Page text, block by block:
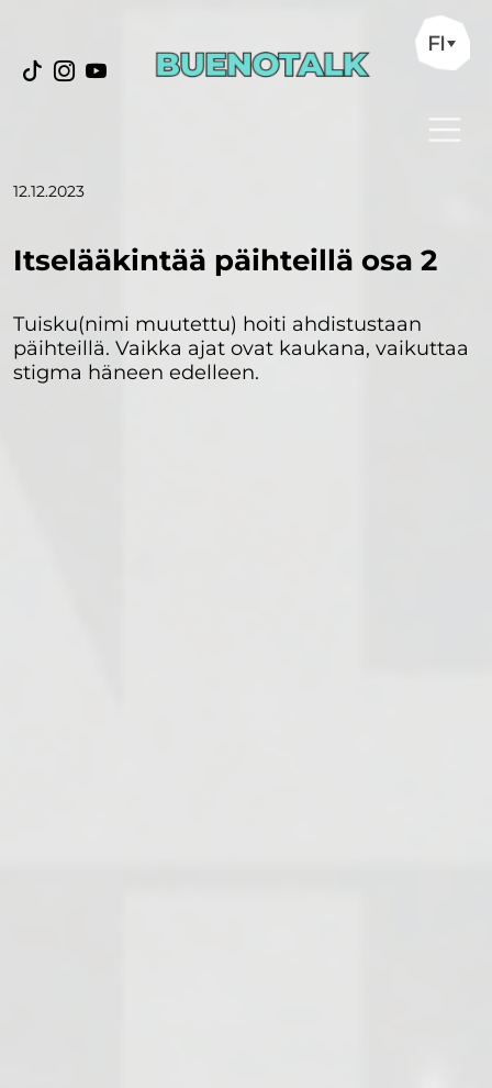
FI
12.12.2023
Itselääkintää päihteillä osa 2
Tuisku(nimi muutettu) hoiti ahdistustaan
päihteillä. Vaikka ajat ovat kaukana, vaikuttaa
stigma häneen edelleen.